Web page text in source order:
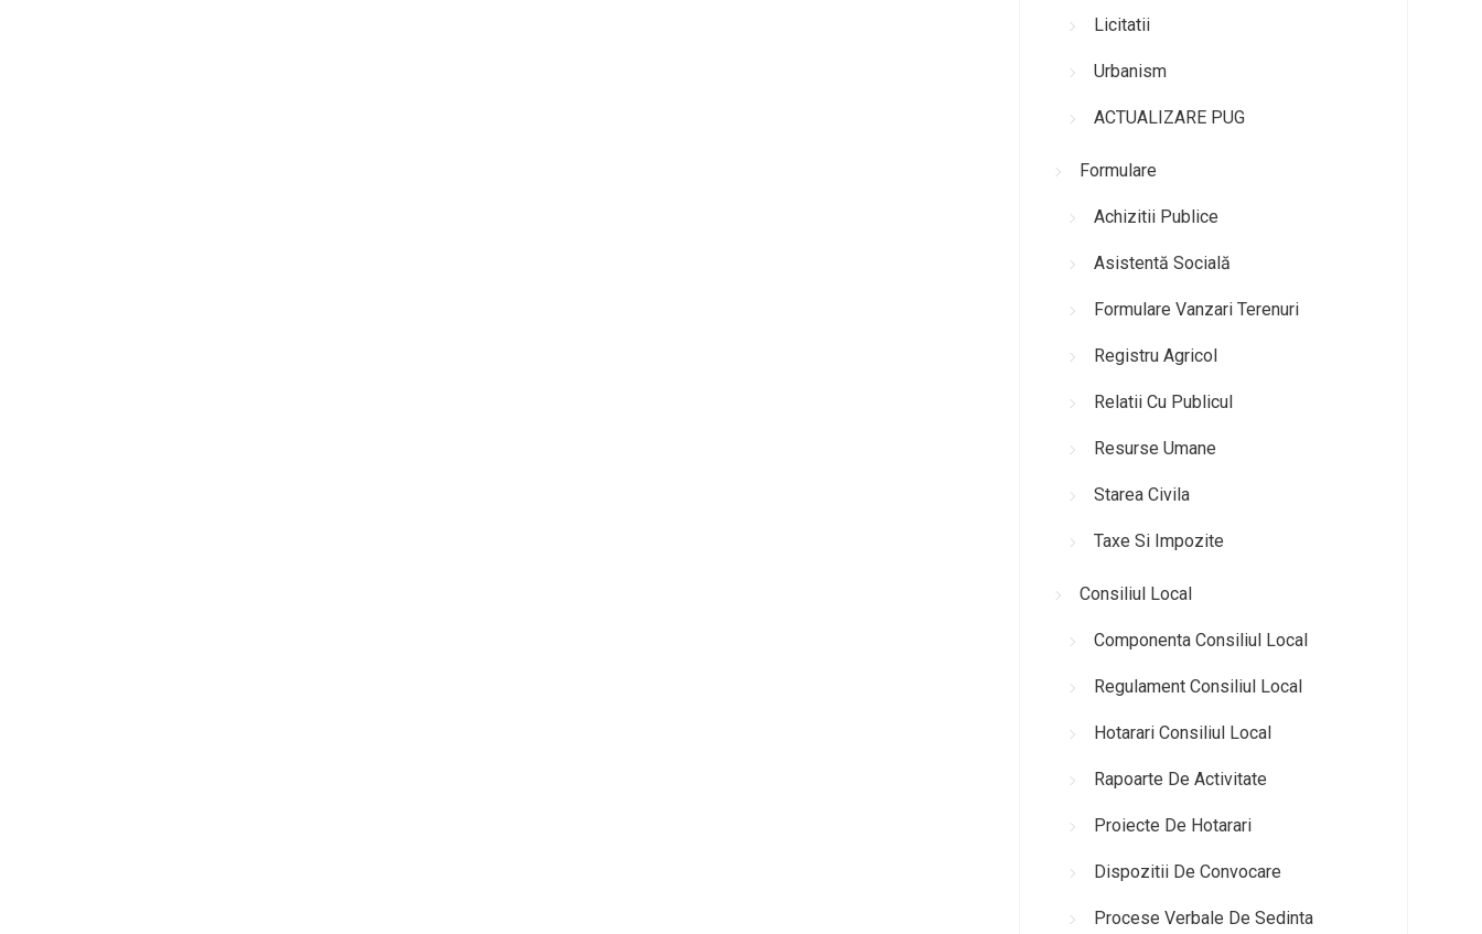
Licitatii
Urbanism
ACTUALIZARE PUG
Formulare
Achizitii Publice
Asistentă Socială
Formulare Vanzari Terenuri
Registru Agricol
Relatii Cu Publicul
Resurse Umane
Starea Civila
Taxe Si Impozite
Consiliul Local
Componenta Consiliul Local
Regulament Consiliul Local
Hotarari Consiliul Local
Rapoarte De Activitate
Proiecte De Hotarari
Dispozitii De Convocare
Procese Verbale De Sedinta